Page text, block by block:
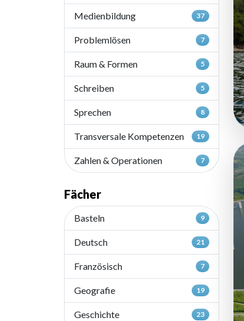
Medienbildung 37
Problemlösen 7
Raum & Formen 5
Schreiben 5
Sprechen 8
Transversale Kompetenzen 19
Zahlen & Operationen 7
Fächer
Basteln 9
Deutsch 21
Französisch 7
Geografie 19
Geschichte 23